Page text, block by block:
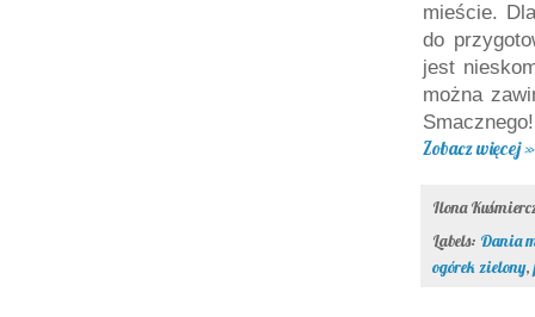
mieście.
do
jest
można
Zobacz więcej »
Ilona
Labels: Dania
ogórek zielony,